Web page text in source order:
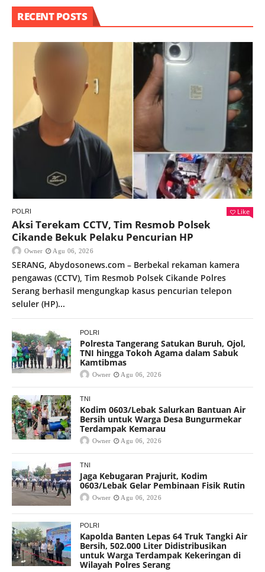
RECENT POSTS
POLRI Like
Aksi Terekam CCTV, Tim Resmob Polsek
Cikande Bekuk Pelaku Pencurian HP
Owner Agu 06, 2026
SERANG, Abydosonews.com – Berbekal rekaman kamera
pengawas (CCTV), Tim Resmob Polsek Cikande Polres
Serang berhasil mengungkap kasus pencurian telepon
seluler (HP)...
POLRI
Polresta Tangerang Satukan Buruh, Ojol,
TNI hingga Tokoh Agama dalam Sabuk
Kamtibmas
Owner Agu 06, 2026
TNI
Kodim 0603/Lebak Salurkan Bantuan Air
Bersih untuk Warga Desa Bungurmekar
Terdampak Kemarau
Owner Agu 06, 2026
TNI
Jaga Kebugaran Prajurit, Kodim
0603/Lebak Gelar Pembinaan Fisik Rutin
Owner Agu 06, 2026
POLRI
Kapolda Banten Lepas 64 Truk Tangki Air
Bersih, 502.000 Liter Didistribusikan
untuk Warga Terdampak Kekeringan di
Wilayah Polres Serang